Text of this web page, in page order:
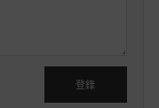
登錄